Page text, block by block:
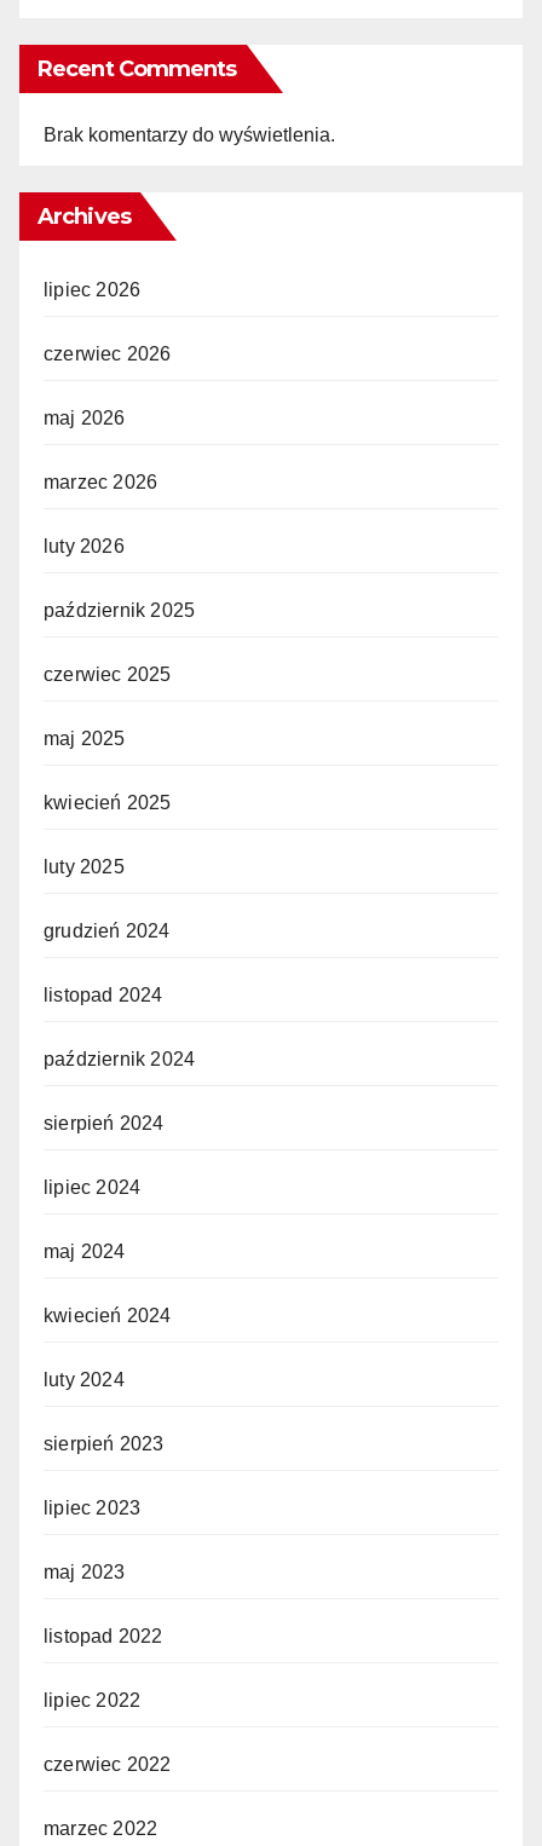
Recent Comments
Brak komentarzy do wyświetlenia.
Archives
lipiec 2026
czerwiec 2026
maj 2026
marzec 2026
luty 2026
październik 2025
czerwiec 2025
maj 2025
kwiecień 2025
luty 2025
grudzień 2024
listopad 2024
październik 2024
sierpień 2024
lipiec 2024
maj 2024
kwiecień 2024
luty 2024
sierpień 2023
lipiec 2023
maj 2023
listopad 2022
lipiec 2022
czerwiec 2022
marzec 2022